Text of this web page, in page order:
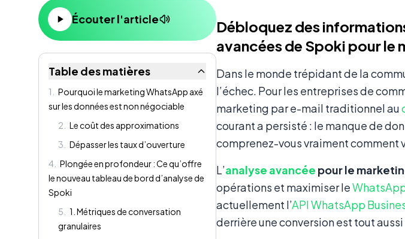
Écouter l'article
Table des matières
1
Pourquoi le marketing WhatsApp axé
sur les données est non négociable
2
Le coût des approximations
3
Dépasser les taux d’ouverture
4
Plongée en profondeur : Ce qu’offre
le nouveau tableau de bord d’analyse de
Spoki
5
1. Métriques de conversation
granulaires
Débloquez des
avancées de Spoki pour le
Dans le monde trépidant de la
l’échec. Pour les entreprises de
marketing par e-mail traditionnel au
courant a persisté : le manque de
comprenez-vous vraiment comment
L’analyse avancée pour le
opérations et maximiser le
actuellement l’API WhatsApp
derrière une conversion est tout